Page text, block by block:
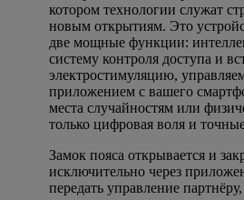
котором технологии служат
новым открытиям. Это
две мощные функции:
систему контроля доступа и
электростимуляцию,
приложением с вашего
места случайностям или
только цифровая воля и
Замок пояса открывается и
исключительно через
передать управление